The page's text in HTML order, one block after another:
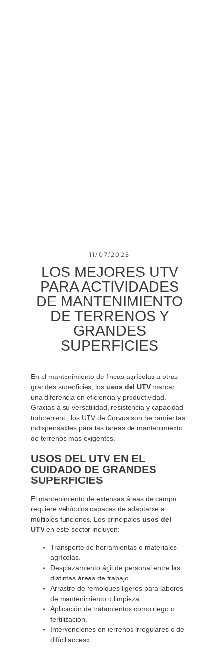
11/07/2025
LOS MEJORES UTV
PARA ACTIVIDADES
DE MANTENIMIENTO
DE TERRENOS Y
GRANDES
SUPERFICIES
En el mantenimiento de fincas agrícolas u otras
grandes superficies, los usos del UTVmarcan
una diferencia en eficiencia y productividad.
Gracias a su versatilidad, resistencia y capacidad
todoterreno, los UTV de Corvus son herramientas
indispensables para las tareas de mantenimiento
de terrenos más exigentes.
USOS DEL UTV EN EL
CUIDADO DE GRANDES
SUPERFICIES
El mantenimiento de extensas áreas de campo
requiere vehículos capaces de adaptarse a
múltiples funciones. Los principales usos del
UTVen este sector incluyen:
Transporte de herramientas o materiales
agrícolas.
Desplazamiento ágil de personal entre las
distintas áreas de trabajo.
Arrastre de remolques ligeros para labores
de mantenimiento o limpieza.
Aplicación de tratamientos como riego o
fertilización.
Intervenciones en terrenos irregulares o de
difícil acceso.